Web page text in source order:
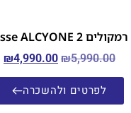
₪
₪4,990.00
ולהשכרה